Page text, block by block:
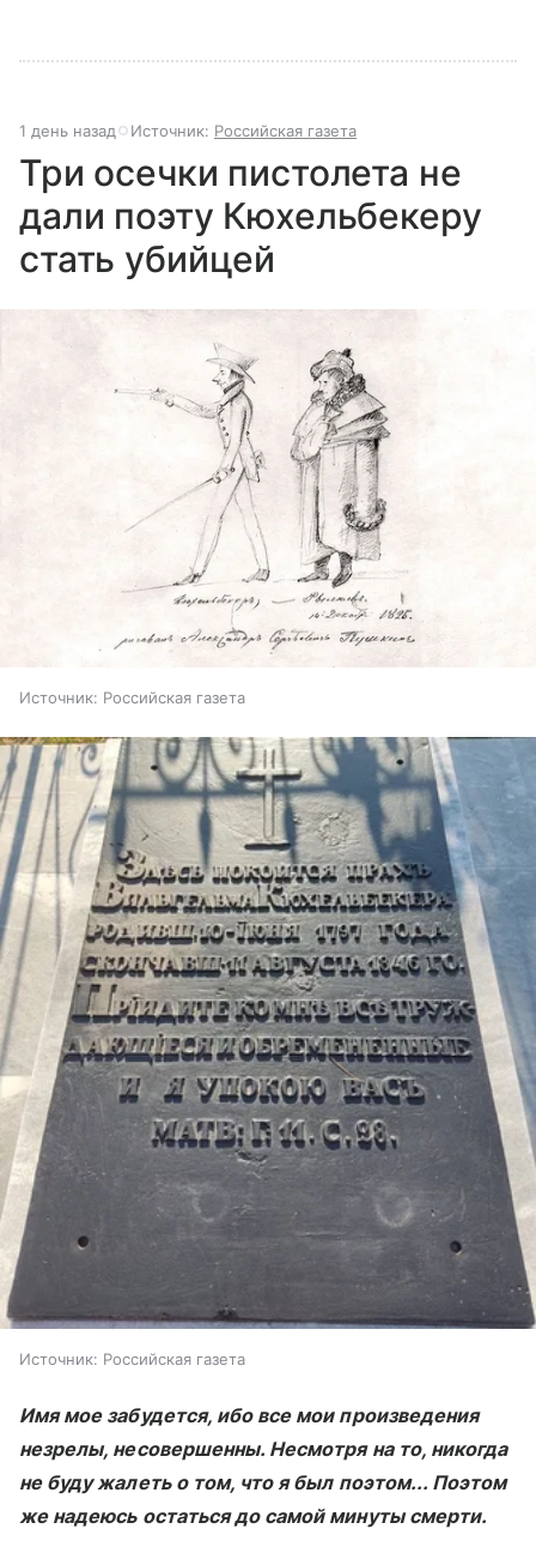
1 день назад Источник: Российская газета
Три осечки пистолета не
дали поэту Кюхельбекеру
стать убийцей
Источник: Российская газета
Источник: Российская газета
Имя мое забудется, ибо все мои произведения
незрелы, несовершенны. Несмотря на то, никогда
не буду жалеть о том, что я был поэтом... Поэтом
же надеюсь остаться до самой минуты смерти.